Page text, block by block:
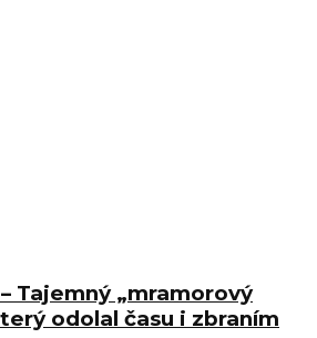
Tajemný „mramorový
odolal času i zbraním